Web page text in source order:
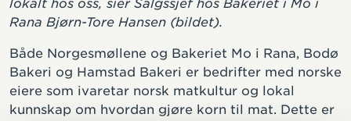
lokalt hos oss, sier Salgssjef hos Bakeriet i Mo i
Rana Bjørn-Tore Hansen (bildet).
Både Norgesmøllene og Bakeriet Mo i Rana, Bodø
Bakeri og Hamstad Bakeri er bedrifter med norske
eiere som ivaretar norsk matkultur og lokal
kunnskap om hvordan gjøre korn til mat. Dette er